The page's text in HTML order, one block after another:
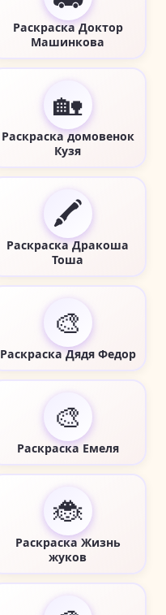
Раскраска Доктор
Машинкова
🏡
Раскраска домовенок
Кузя
🖍️
Раскраска Дракоша
Тоша
🎨
Раскраска Дядя Федор
🎨
Раскраска Емеля
🐞
Раскраска Жизнь
жуков